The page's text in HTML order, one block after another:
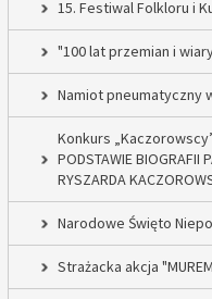
15. Festiwal Folkloru i
"100 lat przemian i
Namiot pneumatyczny
Konkurs „Kaczorowscy”
PODSTAWIE BIOGRAFII
RYSZARDA
Narodowe Święto
Strażacka akcja